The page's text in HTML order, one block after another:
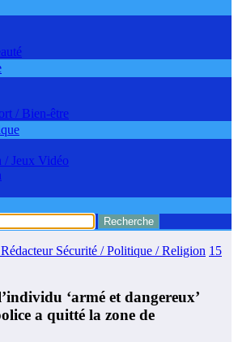
/ Bien-être
/ Jeux Vidéo
Sécurité / Politique / Religion 15
‘armé et dangereux’
a quitté la zone de